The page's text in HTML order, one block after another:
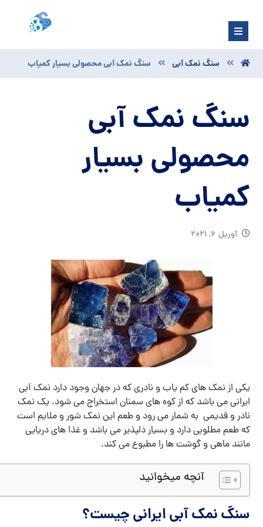
سنگ نمک آبی سنگ نمک آبی محصولی بسیار کمیاب
سنگ نمک آبی
محصولی بسیار
کمیاب
آوریل ۶, ۲۰۲۱
یکی از نمک های کم یاب و نادری که در جهان وجود دارد نمک آبی
ایرانی می باشد که از کوه های سمنان استخراج می شود. یک نمک
نادر و قدیمی به شمار می رود و طعم این نمک شور و ملایم است
که طعم مطلوبی دارد و بسیار دلپذیر می باشد و غذا های دریایی
مانند ماهی و گوشت ها را مطبوع می کند.
آنچه میخوانید
سنگ نمک آبی ایرانی چیست؟